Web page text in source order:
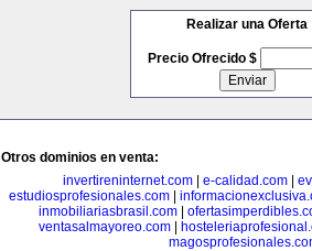
Realizar una Oferta
Precio Ofrecido $
Otros dominios en venta:
invertireninternet.com| e-calidad.com|
estudiosprofesionales.com|
inmobiliariasbrasil.com
ventasalmayoreo.com